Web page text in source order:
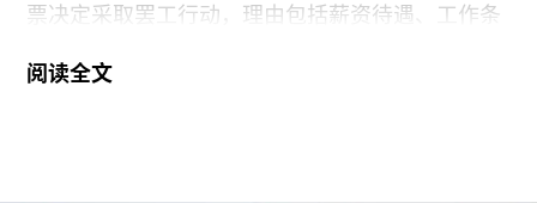
票决定采取罢工行动，理由包括薪资待遇、工作条
地区共运营四家博物馆，包括南肯辛顿的V&A博物
阅读全文